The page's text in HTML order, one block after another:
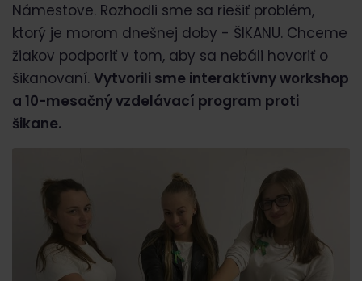
Námestove. Rozhodli sme sa riešiť problém,
ktorý je morom dnešnej doby - ŠIKANU. Chceme
žiakov podporiť v tom, aby sa nebáli hovoriť o
šikanovaní. Vytvorili sme interaktívny workshop
a 10-mesačný vzdelávací program proti
šikane.